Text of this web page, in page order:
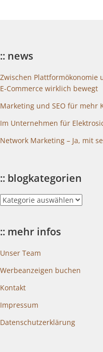
:: news
Zwischen Plattformökonomie
E-Commerce wirklich bewegt
Marketing und SEO für mehr
Im Unternehmen für
Network Marketing – Ja, mit
:: blogkategorien
::
blogkategorien
:: mehr infos
Unser Team
Werbeanzeigen buchen
Kontakt
Impressum
Datenschutzerklärung